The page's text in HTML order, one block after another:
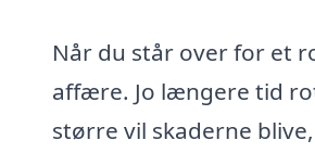
Når du står over for et
affære. Jo længere tid
større vil skaderne